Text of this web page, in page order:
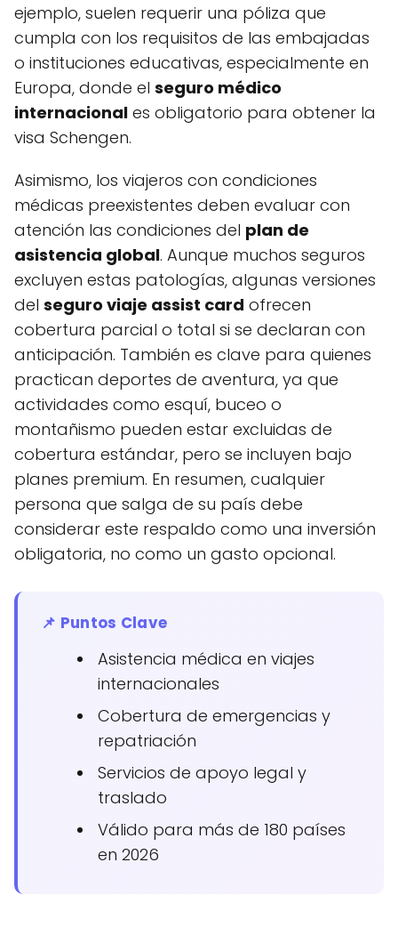
ejemplo, suelen requerir una póliza que
cumpla con los requisitos de las embajadas
o instituciones educativas, especialmente en
Europa, donde el seguro médico
internacional es obligatorio para obtener la
visa Schengen.
Asimismo, los viajeros con condiciones
médicas preexistentes deben evaluar con
atención las condiciones del plan de
asistencia global. Aunque muchos seguros
excluyen estas patologías, algunas versiones
del seguro viaje assist card ofrecen
cobertura parcial o total si se declaran con
anticipación. También es clave para quienes
practican deportes de aventura, ya que
actividades como esquí, buceo o
montañismo pueden estar excluidas de
cobertura estándar, pero se incluyen bajo
planes premium. En resumen, cualquier
persona que salga de su país debe
considerar este respaldo como una inversión
obligatoria, no como un gasto opcional.
📌 Puntos Clave
Asistencia médica en viajes
internacionales
Cobertura de emergencias y
repatriación
Servicios de apoyo legal y
traslado
Válido para más de 180 países
en 2026